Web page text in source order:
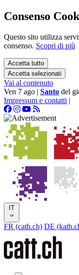
Consenso
Questo sito utilizza
consenso. Scopri di più
Accetta tutto
Accetta selezionati
Vai al contenuto
Ven 7 ago | Santo del
Impressum e contatti |
IT
FR (cath.ch) DE